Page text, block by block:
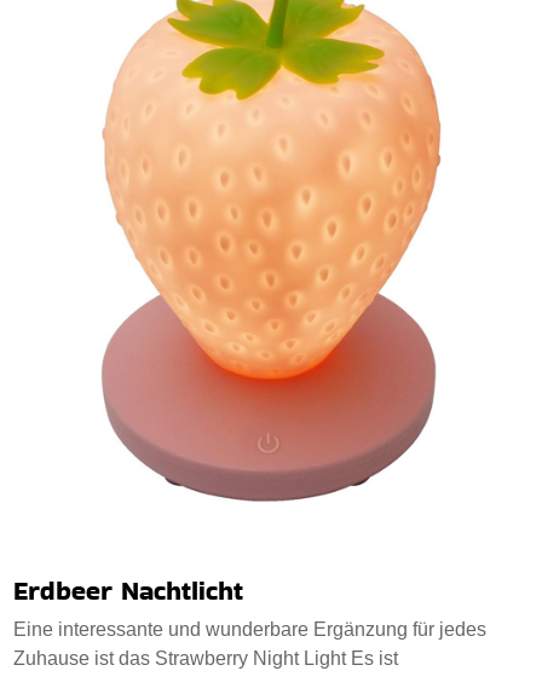
Erdbeer Nachtlicht
Eine interessante und wunderbare Ergänzung für jedes
Zuhause ist das Strawberry Night Light Es ist